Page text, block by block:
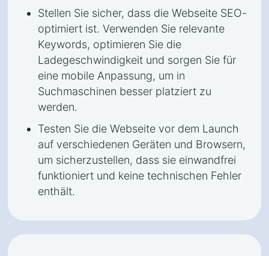
Stellen Sie sicher, dass die Webseite SEO-
optimiert ist. Verwenden Sie relevante
Keywords, optimieren Sie die
Ladegeschwindigkeit und sorgen Sie für
eine mobile Anpassung, um in
Suchmaschinen besser platziert zu
werden.
Testen Sie die Webseite vor dem Launch
auf verschiedenen Geräten und Browsern,
um sicherzustellen, dass sie einwandfrei
funktioniert und keine technischen Fehler
enthält.